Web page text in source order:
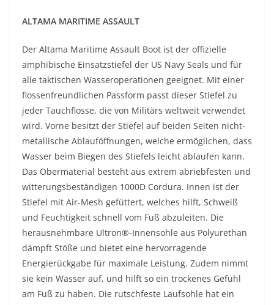
ALTAMA MARITIME ASSAULT
Der Altama Maritime Assault Boot ist der offizielle
amphibische Einsatzstiefel der US Navy Seals und für
alle taktischen Wasseroperationen geeignet. Mit einer
flossenfreundlichen Passform passt dieser Stiefel zu
jeder Tauchflosse, die von Militärs weltweit verwendet
wird. Vorne besitzt der Stiefel auf beiden Seiten nicht-
metallische Ablauföffnungen, welche ermöglichen, dass
Wasser beim Biegen des Stiefels leicht ablaufen kann.
Das Obermaterial besteht aus extrem abriebfesten und
witterungsbeständigen 1000D Cordura. Innen ist der
Stiefel mit Air-Mesh gefüttert, welches hilft, Schweiß
und Feuchtigkeit schnell vom Fuß abzuleiten. Die
herausnehmbare Ultron®-Innensohle aus Polyurethan
dämpft Stöße und bietet eine hervorragende
Energierückgabe für maximale Leistung. Zudem nimmt
sie kein Wasser auf, und hilft so ein trockenes Gefühl
am Fuß zu haben. Die rutschfeste Laufsohle hat ein